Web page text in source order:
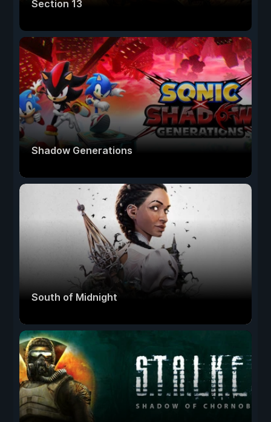
Section 13
Shadow Generations
South of Midnight